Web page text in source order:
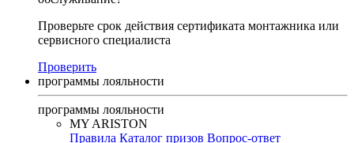
Проверьте срок действия сертификата монтажника или
сервисного специалиста
Проверить
программы лояльности
программы лояльности
MY ARISTON
Правила Каталог призов Вопрос-ответ